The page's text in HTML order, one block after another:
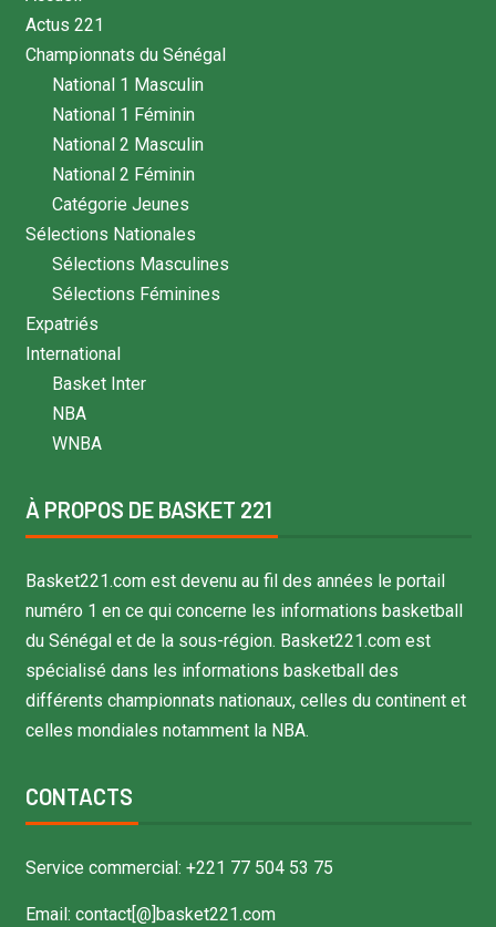
Actus 221
Championnats du Sénégal
National 1 Masculin
National 1 Féminin
National 2 Masculin
National 2 Féminin
Catégorie Jeunes
Sélections Nationales
Sélections Masculines
Sélections Féminines
Expatriés
International
Basket Inter
NBA
WNBA
À PROPOS DE BASKET 221
Basket221.com est devenu au fil des années le portail
numéro 1 en ce qui concerne les informations basketball
du Sénégal et de la sous-région. Basket221.com est
spécialisé dans les informations basketball des
différents championnats nationaux, celles du continent et
celles mondiales notamment la NBA.
CONTACTS
Service commercial: +221 77 504 53 75
Email: contact[@]basket221.com